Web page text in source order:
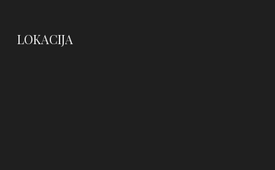
LOKACIJA